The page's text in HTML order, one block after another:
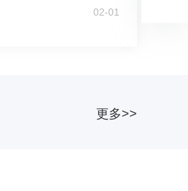
02-01
更多>>